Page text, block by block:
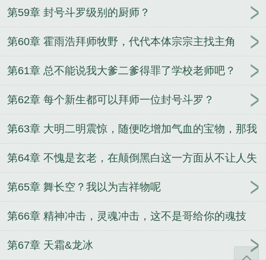
第59章 封号斗罗级别的厨师？
第60章 霍雨浩拜师牧野，代代本体宗宗主找主角
第61章 总不能说我大爹二爹得罪了学校老师吧？
第62章 每个新生都可以拜师一位封号斗罗？
第63章 大明二明震惊，随便吃增加气血的宝物，那我
们早无敌了啊！
第64章 不愧是玄老，在颠倒黑白这一方面从不让人失
望
第65章 舞长空？我以为吉祥物呢
第66章 精神冲击，灵魂冲击，这不是哥给你的魂技
吗？
第67章 天霜&龙冰